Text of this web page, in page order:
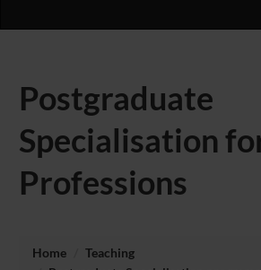
Postgraduate
Specialisation
Professions
Home
Teaching